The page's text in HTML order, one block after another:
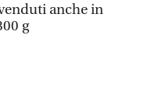
anche in
g